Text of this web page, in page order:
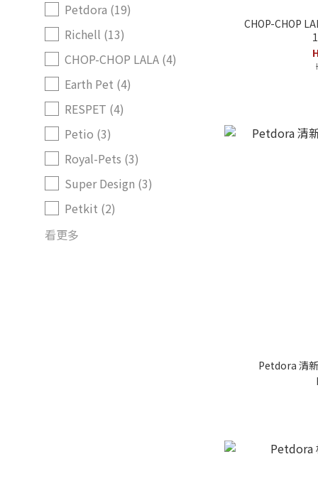
Petdora (19)
Richell (13)
CHOP-CHOP LALA (4)
Earth Pet (4)
RESPET (4)
Petio (3)
Royal-Pets (3)
Super Design (3)
Petkit (2)
看更多
CHOP-CHOP
Petdora 清